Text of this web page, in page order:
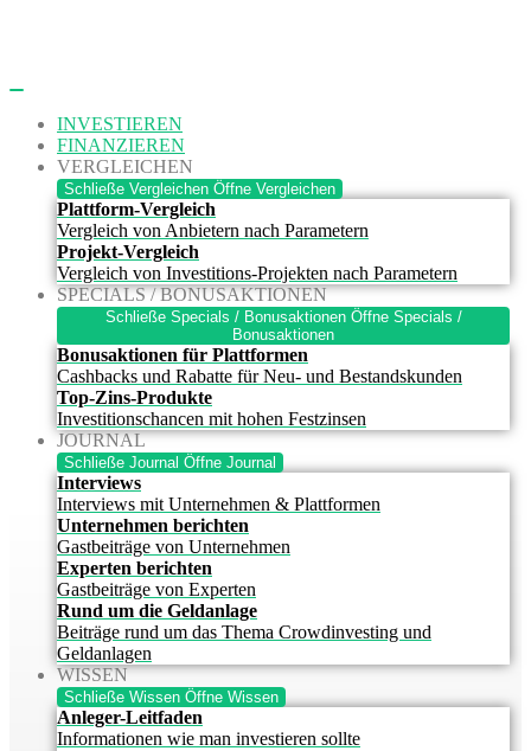
INVESTIEREN
FINANZIEREN
VERGLEICHEN
Schließe Vergleichen Öffne Vergleichen
Plattform-Vergleich
Vergleich von Anbietern nach Parametern
Projekt-Vergleich
Vergleich von Investitions-Projekten nach Parametern
SPECIALS / BONUSAKTIONEN
Schließe Specials / Bonusaktionen Öffne Specials /
Bonusaktionen
Bonusaktionen für Plattformen
Cashbacks und Rabatte für Neu- und Bestandskunden
Top-Zins-Produkte
Investitionschancen mit hohen Festzinsen
JOURNAL
Schließe Journal Öffne Journal
Interviews
Interviews mit Unternehmen & Plattformen
Unternehmen berichten
Gastbeiträge von Unternehmen
Experten berichten
Gastbeiträge von Experten
Rund um die Geldanlage
Beiträge rund um das Thema Crowdinvesting und
Geldanlagen
WISSEN
Schließe Wissen Öffne Wissen
Anleger-Leitfaden
Informationen wie man investieren sollte